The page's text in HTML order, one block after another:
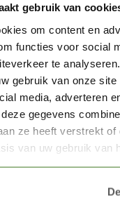
gebruik van
om content en
functies voor social
te
gebruik van onze site
media, adverteren
gegevens
ze heeft verstrekt of
van uw gebruik van
- 28mm 1:72 - 7g -
€9,95